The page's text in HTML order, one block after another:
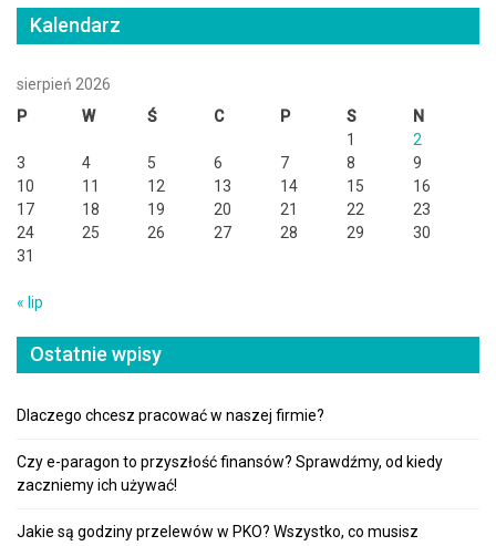
Kalendarz
sierpień 2026
P
W Ś C P S
N
1
2
3
4 5 6 7 8
9
10
11 12 13 14 15
16
17
18 19 20 21 22
23
24
25 26 27 28 29
30
31
« lip
Ostatnie wpisy
Dlaczego chcesz pracować w naszej firmie?
Czy e-paragon to przyszłość finansów? Sprawdźmy, od kiedy
zaczniemy ich używać!
Jakie są godziny przelewów w PKO? Wszystko, co musisz